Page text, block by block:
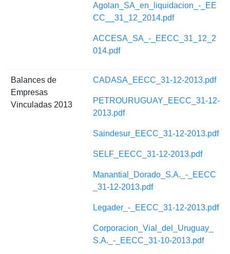
Agolan_SA_en_liquidacion_-_EE
CC__31_12_2014.pdf
ACCESA_SA_-_EECC_31_12_2
014.pdf
Balances de
Empresas
Vinculadas 2013
CADASA_EECC_31-12-2013.pdf
PETROURUGUAY_EECC_31-12-
2013.pdf
Saindesur_EECC_31-12-2013.pdf
SELF_EECC_31-12-2013.pdf
Manantial_Dorado_S.A._-_EECC
_31-12-2013.pdf
Legader_-_EECC_31-12-2013.pdf
Corporacion_Vial_del_Uruguay_
S.A._-_EECC_31-10-2013.pdf